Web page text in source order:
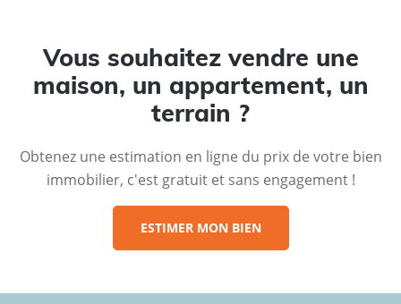
Vous souhaitez vendre une
maison, un appartement, un
terrain ?
Obtenez une estimation en ligne du prix de votre bien
immobilier, c'est gratuit et sans engagement !
ESTIMER MON BIEN